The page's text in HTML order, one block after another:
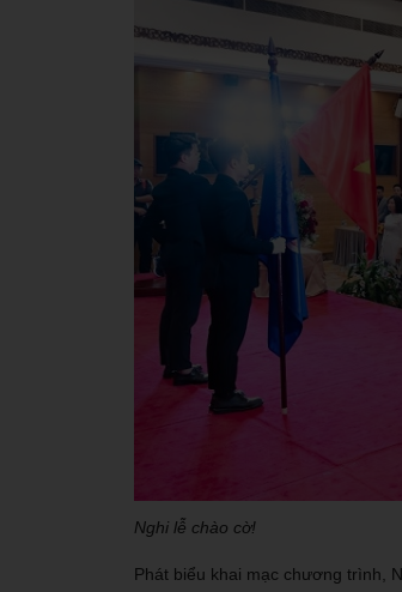
Nghi lễ chào cờ!
Phát biểu khai mạc chương trình,